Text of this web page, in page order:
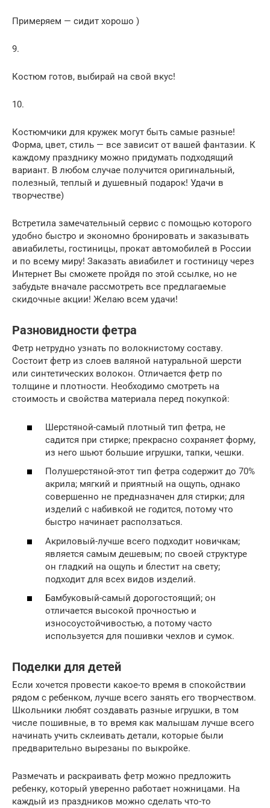
Примеряем — сидит хорошо )
9.
Костюм готов, выбирай на свой вкус!
10.
Костюмчики для кружек могут быть самые разные!
Форма, цвет, стиль — все зависит от вашей фантазии. К
каждому празднику можно придумать подходящий
вариант. В любом случае получится оригинальный,
полезный, теплый и душевный подарок! Удачи в
творчестве)
Встретила замечательный сервис с помощью которого
удобно быстро и экономно бронировать и заказывать
авиабилеты, гостиницы, прокат автомобилей в России
и по всему миру! Заказать авиабилет и гостиницу через
Интернет Вы сможете пройдя по этой ссылке, но не
забудьте вначале рассмотреть все предлагаемые
скидочные акции! Желаю всем удачи!
Разновидности фетра
Фетр нетрудно узнать по волокнистому составу.
Состоит фетр из слоев валяной натуральной шерсти
или синтетических волокон. Отличается фетр по
толщине и плотности. Необходимо смотреть на
стоимость и свойства материала перед покупкой:
Шерстяной-самый плотный тип фетра, не
садится при стирке; прекрасно сохраняет форму,
из него шьют большие игрушки, тапки, чешки.
Полушерстяной-этот тип фетра содержит до 70%
акрила; мягкий и приятный на ощупь, однако
совершенно не предназначен для стирки; для
изделий с набивкой не годится, потому что
быстро начинает расползаться.
Акриловый-лучше всего подходит новичкам;
является самым дешевым; по своей структуре
он гладкий на ощупь и блестит на свету;
подходит для всех видов изделий.
Бамбуковый-самый дорогостоящий; он
отличается высокой прочностью и
износоустойчивостью, а потому часто
используется для пошивки чехлов и сумок.
Поделки для детей
Если хочется провести какое-то время в спокойствии
рядом с ребенком, лучше всего занять его творчеством.
Школьники любят создавать разные игрушки, в том
числе пошивные, в то время как малышам лучше всего
начинать учить склеивать детали, которые были
предварительно вырезаны по выкройке.
Размечать и раскраивать фетр можно предложить
ребенку, который уверенно работает ножницами. На
каждый из праздников можно сделать что-то